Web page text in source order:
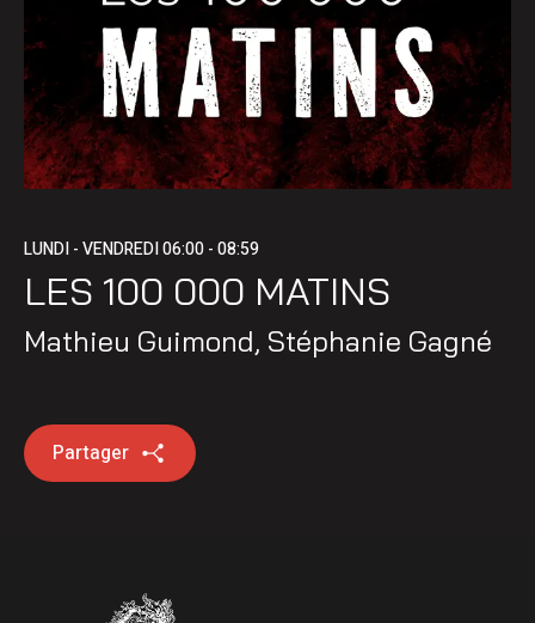
LUNDI - VENDREDI06:00 - 08:59
LES 100 000 MATINS
Mathieu Guimond, Stéphanie Gagné
Partager